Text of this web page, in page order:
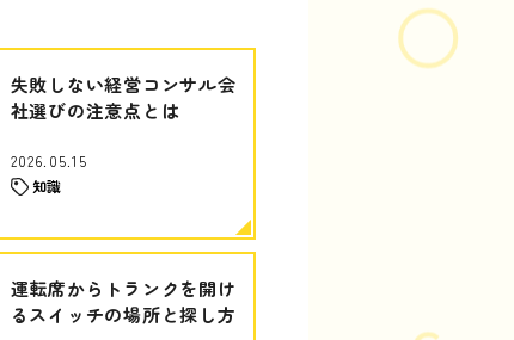
失敗しない経営コンサル会
社選びの注意点とは
2026.05.15
知識
運転席からトランクを開け
るスイッチの場所と探し方